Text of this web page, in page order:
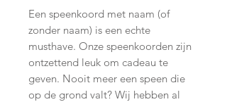
Een speenkoord met naam (of
zonder naam) is een echte
musthave. Onze speenkoorden zijn
ontzettend leuk om cadeau te
geven. Nooit meer een speen die
op de grond valt? Wij hebben al